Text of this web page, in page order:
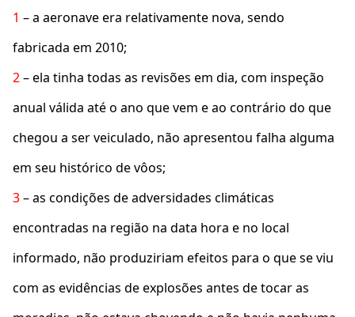
1 – a aeronave era relativamente nova, sendo
fabricada em 2010;
2– ela tinha todas as revisões em dia, com inspeção
anual válida até o ano que vem e ao contrário do que
chegou a ser veiculado, não apresentou falha alguma
em seu histórico de vôos;
3– as condições de adversidades climáticas
encontradas na região na data hora e no local
informado, não produziriam efeitos para o que se viu
com as evidências de explosões antes de tocar as